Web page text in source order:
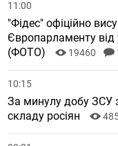
11:00
"Фідес" офіційно
Європарламенту від
(ФОТО)
19460
10:15
За минулу добу ЗСУ
складу росіян